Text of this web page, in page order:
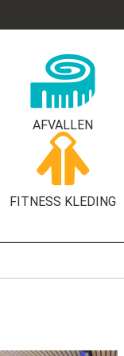
AFVALLEN
FITNESS KLEDING